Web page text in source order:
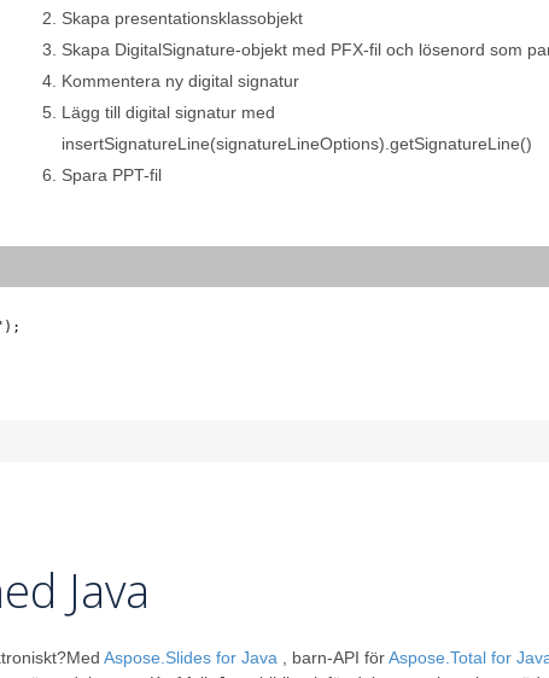
Skapa presentationsklassobjekt
Skapa DigitalSignature-objekt med PFX-fil och lösenord som
Kommentera ny digital signatur
Lägg till digital signatur med
insertSignatureLine(signatureLineOptions).getSignatureLine()
Spara PPT-fil
Java
Aspose.Slides for Java , barn-API förAspose.Total for